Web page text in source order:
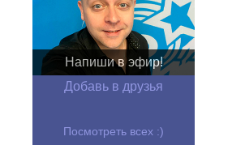
Напиши в эфир!
Добавь в друзья
Посмотреть всех :)